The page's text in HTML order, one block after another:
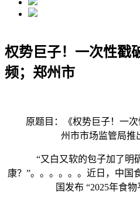
权势巨子！一次性戳
频；郑州市
原题目：《权势巨子！一次
州市市场监管局推
“又白又软的包子加了明
康？”。。。。。。近日，中国
国发布 “2025年食物